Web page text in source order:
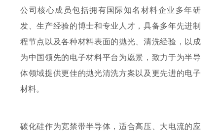
公司核心成员包括拥有国际知名材料企业多年研
发、生产经验的博士和专业人才，具备多年先进制
程节点以及各种材料表面的抛光、清洗经验，以成
为中国领先的电子材料平台为愿景，致力于为半导
体领域提供更佳的抛光清洗方案以及更先进的电子
材料。
碳化硅作为宽禁带半导体，适合高压、大电流的应